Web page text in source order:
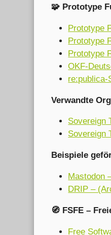
🧩 Prototype
Prototype
Prototype
Prototype
OKF-
re:publica-
Verwandte
Sovereign
Sovereign
Beispiele
Mastodon
DRIP –
🧭 FSFE –
Free